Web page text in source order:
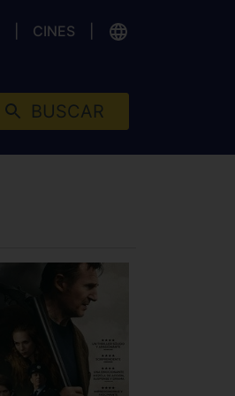
CINES
BUSCAR